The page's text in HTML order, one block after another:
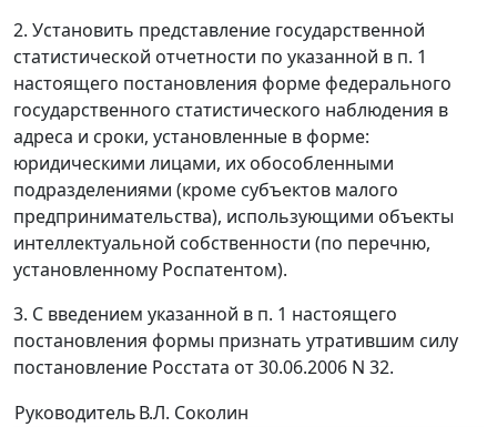
2. Установить представление государственной
статистической отчетности по указанной в п. 1
настоящего постановления форме федерального
государственного статистического наблюдения в
адреса и сроки, установленные в форме:
юридическими лицами, их обособленными
подразделениями (кроме субъектов малого
предпринимательства), использующими объекты
интеллектуальной собственности (по перечню,
установленному Роспатентом).
3. С введением указанной в п. 1 настоящего
постановления формы признать утратившим силу
постановление Росстата от 30.06.2006 N 32.
РуководительВ.Л. Соколин